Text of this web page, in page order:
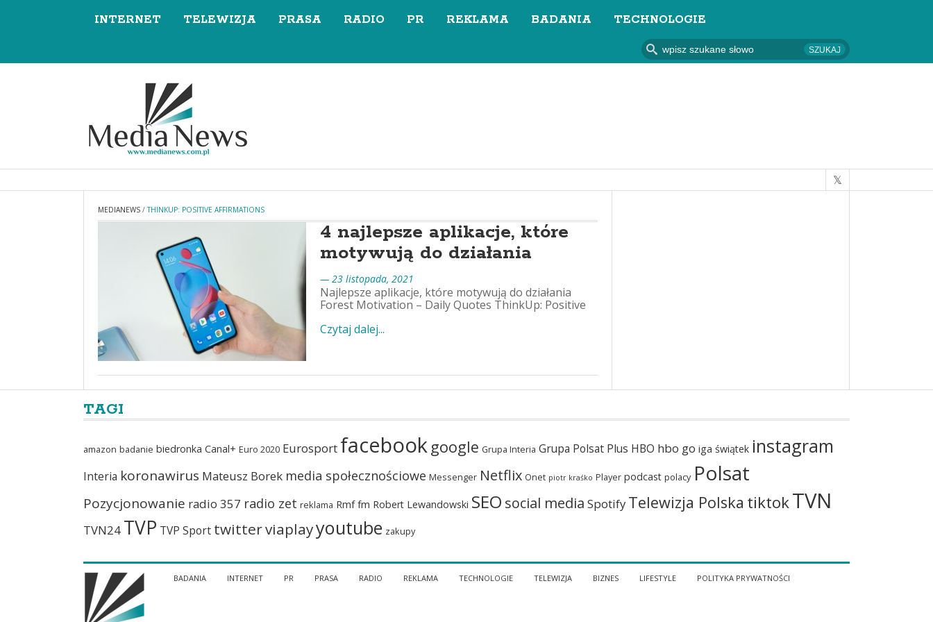
INTERNET TELEWIZJA PRASA RADIO PR REKLAMA BADANIA TECHNOLOGIE
MEDIANEWS /THINKUP: POSITIVE AFFIRMATIONS
4 najlepsze aplikacje, które
motywują do działania
— 23 listopada, 2021
Najlepsze aplikacje, które motywują do działania
Forest Motivation – Daily Quotes ThinkUp: Positive
Czytaj dalej...
TAGI
amazon badanie biedronka Canal+ Euro 2020 Eurosport facebook google Grupa Interia Grupa Polsat Plus HBO hbo go iga świątek instagram
Interia koronawirus Mateusz Borek media społecznościowe Messenger Netflix Onet piotr kraśko Player podcast polacy Polsat
Pozycjonowanie radio 357 radio zet reklama Rmf fm Robert Lewandowski SEO social media Spotify Telewizja Polska tiktokTVN
TVN24 TVP TVP Sport twitterviaplayyoutube zakupy
BADANIA INTERNET PR PRASA RADIO REKLAMA TECHNOLOGIE TELEWIZJA BIZNES LIFESTYLE POLITYKA PRYWATNOŚCI